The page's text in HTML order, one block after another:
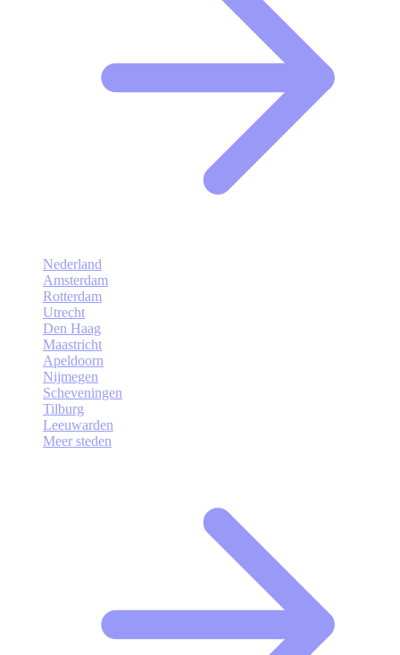
Nederland
Amsterdam
Rotterdam
Utrecht
Den Haag
Maastricht
Apeldoorn
Nijmegen
Scheveningen
Tilburg
Leeuwarden
Meer steden